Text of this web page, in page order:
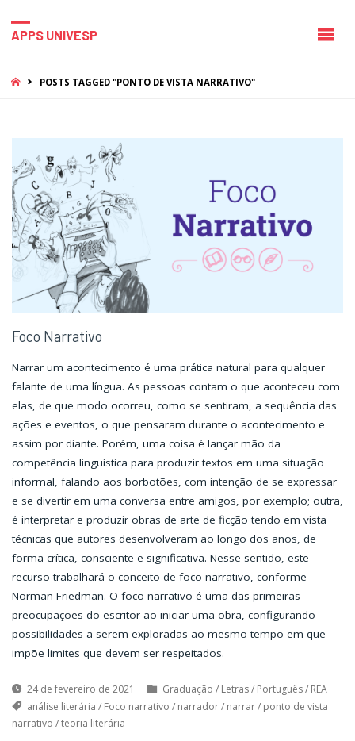
APPS UNIVESP
HOMEPOSTS TAGGED "PONTO DE VISTA NARRATIVO"
Foco Narrativo
Narrar um acontecimento é uma prática natural para qualquer
falante de uma língua. As pessoas contam o que aconteceu com
elas, de que modo ocorreu, como se sentiram, a sequência das
ações e eventos, o que pensaram durante o acontecimento e
assim por diante. Porém, uma coisa é lançar mão da
competência linguística para produzir textos em uma situação
informal, falando aos borbotões, com intenção de se expressar
e se divertir em uma conversa entre amigos, por exemplo; outra,
é interpretar e produzir obras de arte de ficção tendo em vista
técnicas que autores desenvolveram ao longo dos anos, de
forma crítica, consciente e significativa. Nesse sentido, este
recurso trabalhará o conceito de foco narrativo, conforme
Norman Friedman. O foco narrativo é uma das primeiras
preocupações do escritor ao iniciar uma obra, configurando
possibilidades a serem exploradas ao mesmo tempo em que
impõe limites que devem ser respeitados.
24 de fevereiro de 2021 Graduação / Letras/ Português/ REA
análise literária / Foco narrativo / narrador/ narrar/ ponto de vista
narrativo /teoria literária